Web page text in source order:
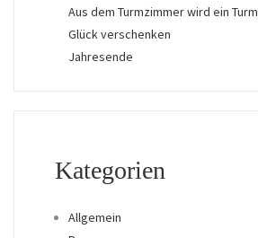
Aus dem Turmzimmer wird ein Turm
Glück verschenken
Jahresende
Kategorien
Allgemein